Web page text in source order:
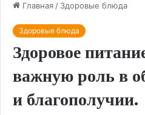
Главная / Здоровые блюда
Здоровые блюда
Здоровое
важную роль в
и благополучии.